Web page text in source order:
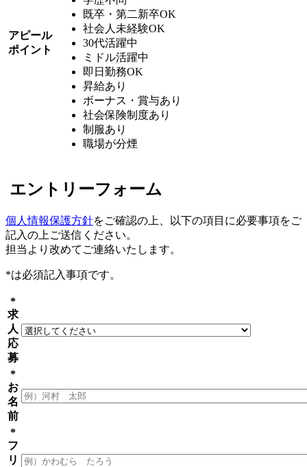
アピール
ポイント
既卒・第二新卒OK
社会人未経験OK
30代活躍中
ミドル活躍中
即日勤務OK
昇給あり
ボーナス・賞与あり
社会保険制度あり
制服あり
職場が分煙
エントリーフォーム
個人情報保護方針をご確認の上、以下の項目に必要事項をご
記入の上ご送信ください。
担当より改めてご連絡いたします。
*は必須記入事項です。
*
求
人
応
募
*
お
名
前
*
フ
リ